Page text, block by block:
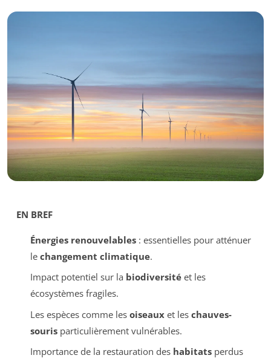
EN BREF
Énergies renouvelables: essentielles pour atténuer
le changement climatique.
Impact potentiel sur la biodiversitéet les
écosystèmes fragiles.
Les espèces comme les oiseauxet les chauves-
sourisparticulièrement vulnérables.
Importance de la restauration des habitatsperdus